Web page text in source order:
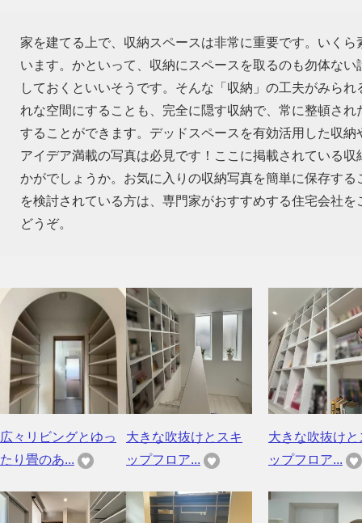
家を建てる上で、収納スペースは非常に重要です。いく
います。かといって、収納にスペースを取るのも勿体な
しておくといいそうです。そんな「収納」の工夫がみら
れな空間にすることも、完全に隠す収納で、常に整頓さ
することができます。デッドスペースを有効活用した収
アイデア満載の写真は必見です！ここに掲載されている
かがでしょうか。お気に入りの収納写真を簡単に保存す
を検討されている方は、専門家がおすすめする住宅会社
どうぞ。
広々リビングとゆっ
たり畳のあ...
大きな吹抜けとスキ
ップフロア...
大きな吹抜けと
ップフロア...